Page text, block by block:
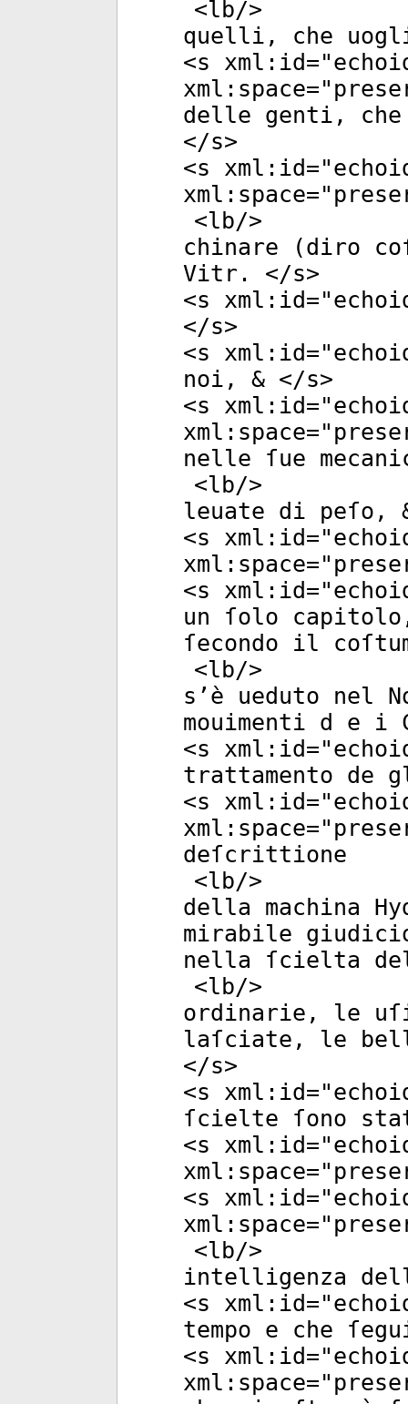
<lb/>
quelli, che
<s xml:id="
xml:space="
delle genti, che
</s>
<s xml:id="
xml:space="
<lb/>
chinare (diro
Vitr. </s>
<s xml:id="
</s>
<s xml:id="
noi, & </s>
<s xml:id="
xml:space="
nelle ſue
<lb/>
leuate di peſo,
<s xml:id="
xml:space="
<s xml:id="
un ſolo
ſecondo il
<lb/>
s’è ueduto nel
mouimenti d e
<s xml:id="
trattamento de
<s xml:id="
xml:space="
deſcrittione
<lb/>
della machina
mirabile
nella ſcielta
<lb/>
ordinarie, le
laſciate, le
</s>
<s xml:id="
ſcielte ſono
<s xml:id="
xml:space="
<s xml:id="
xml:space="
<lb/>
intelligenza
<s xml:id="
tempo e che
<s xml:id="
xml:space="